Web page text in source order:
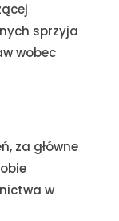
sprzyja
wobec
za główne
w